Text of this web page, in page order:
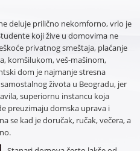
deluje prilično nekomforno, vrlo je
koji žive u domovima ne
privatnog smeštaja, plaćanje
komšilukom, veš-mašinom,
dom je najmanje stresna
života u Beogradu, jer
superiornu instancu koja
preuzimaju domska uprava i
se kad je doručak, ručak, večera, a